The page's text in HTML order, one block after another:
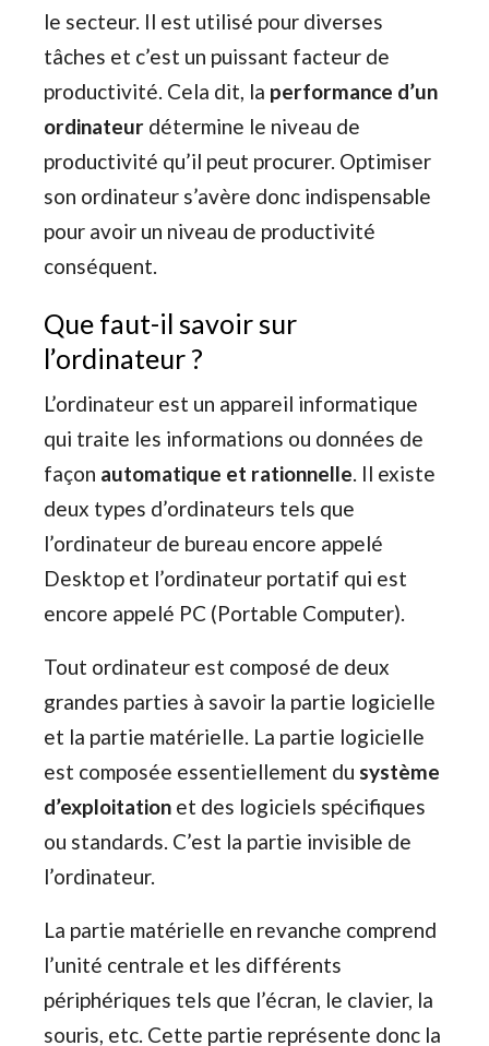
le secteur. Il est utilisé pour diverses
tâches et c’est un puissant facteur de
productivité. Cela dit, la performance d’un
ordinateur détermine le niveau de
productivité qu’il peut procurer. Optimiser
son ordinateur s’avère donc indispensable
pour avoir un niveau de productivité
conséquent.
Que faut-il savoir sur
l’ordinateur ?
L’ordinateur est un appareil informatique
qui traite les informations ou données de
façon automatique et rationnelle. Il existe
deux types d’ordinateurs tels que
l’ordinateur de bureau encore appelé
Desktop et l’ordinateur portatif qui est
encore appelé PC (Portable Computer).
Tout ordinateur est composé de deux
grandes parties à savoir la partie logicielle
et la partie matérielle. La partie logicielle
est composée essentiellement du système
d’exploitation et des logiciels spécifiques
ou standards. C’est la partie invisible de
l’ordinateur.
La partie matérielle en revanche comprend
l’unité centrale et les différents
périphériques tels que l’écran, le clavier, la
souris, etc. Cette partie représente donc la